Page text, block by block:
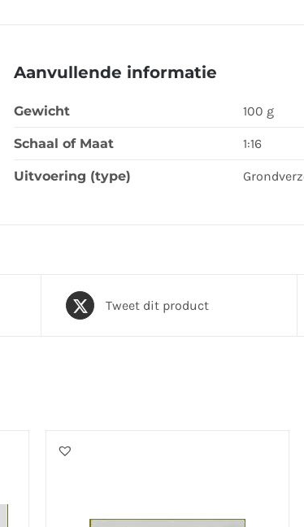
Aanvullende informatie
Gewicht 100 g
Schaal of Maat 1:16
Uitvoering (type)
Tweet dit product